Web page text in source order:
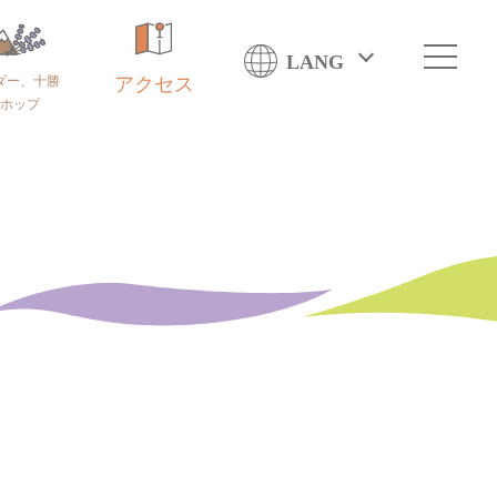
ー、十勝
ップ
アクセス
LANG